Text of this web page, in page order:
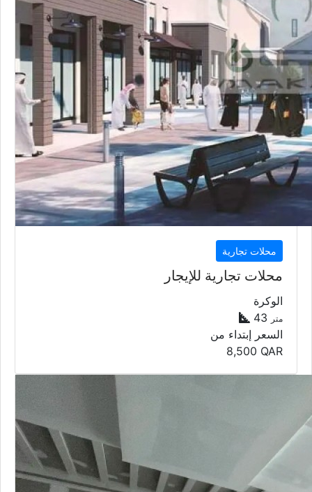
محلات تجارية
محلات تجارية للإيجار
الوكرة
43
متر
السعر إبتداء من
8,500 QAR